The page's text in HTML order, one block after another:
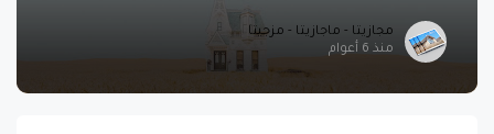
مجازيتا - ماجازيتا - مزجيتا
منذ 6 أعوام